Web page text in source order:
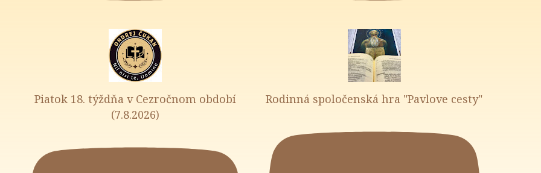
Piatok 18. týždňa v Cezročnom období
(7.8.2026)
Rodinná spoločenská hra "Pavlove cesty"